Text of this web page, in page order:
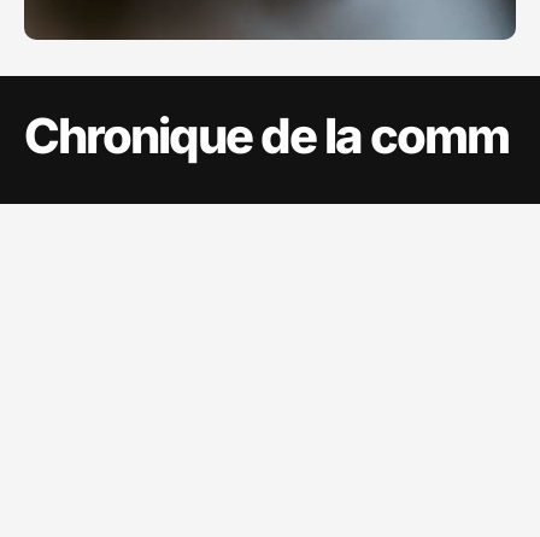
Chronique de la comm
Sujets Sitemap